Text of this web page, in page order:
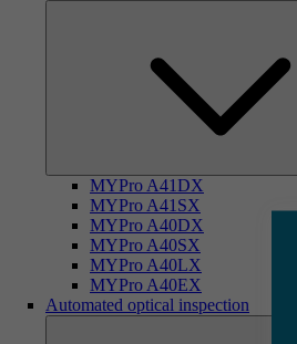
MYPro A41DX
MYPro A41SX
MYPro A40DX
MYPro A40SX
MYPro A40LX
MYPro A40EX
Automated optical inspection